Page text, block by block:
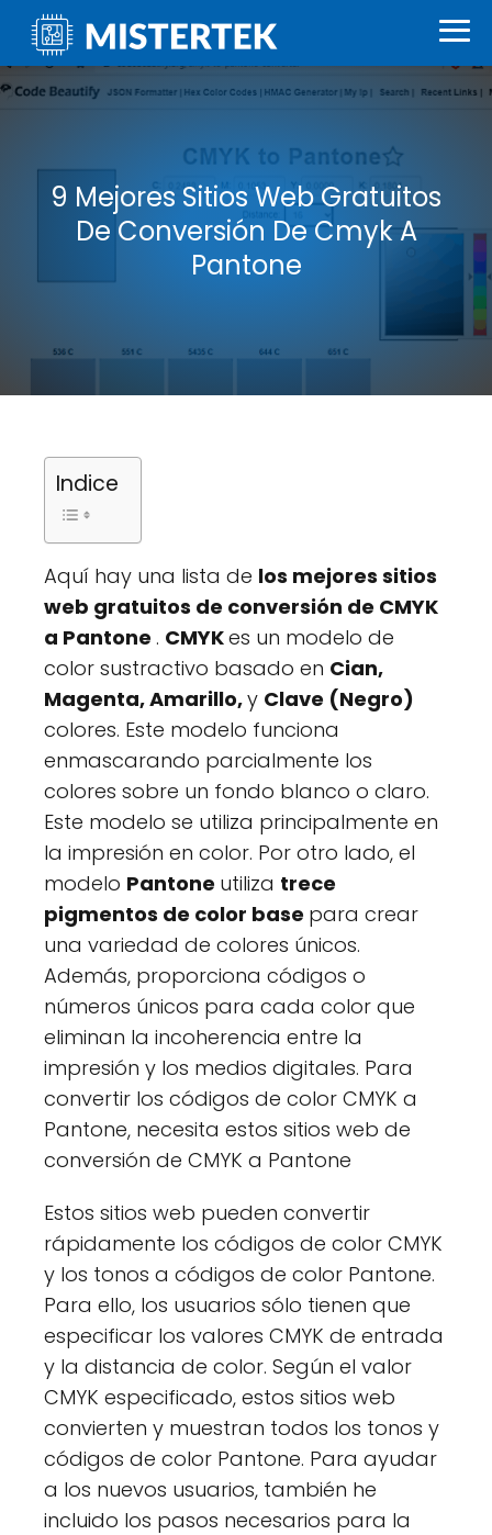
9 Mejores Sitios Web Gratuitos
De Conversión De Cmyk A
Pantone
Indice
Aquí hay una lista de los mejores sitios
web gratuitos de conversión de CMYK
a Pantone . CMYKes un modelo de
color sustractivo basado en Cian,
Magenta, Amarillo,y Clave (Negro)
colores. Este modelo funciona
enmascarando parcialmente los
colores sobre un fondo blanco o claro.
Este modelo se utiliza principalmente en
la impresión en color. Por otro lado, el
modelo Pantone utiliza trece
pigmentos de color base para crear
una variedad de colores únicos.
Además, proporciona códigos o
números únicos para cada color que
eliminan la incoherencia entre la
impresión y los medios digitales. Para
convertir los códigos de color CMYK a
Pantone, necesita estos sitios web de
conversión de CMYK a Pantone
Estos sitios web pueden convertir
rápidamente los códigos de color CMYK
y los tonos a códigos de color Pantone.
Para ello, los usuarios sólo tienen que
especificar los valores CMYK de entrada
y la distancia de color. Según el valor
CMYK especificado, estos sitios web
convierten y muestran todos los tonos y
códigos de color Pantone. Para ayudar
a los nuevos usuarios, también he
incluido los pasos necesarios para la